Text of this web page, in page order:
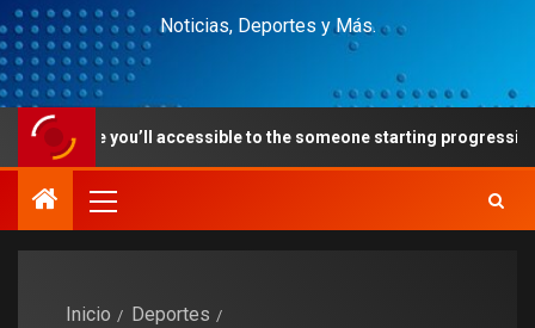
Noticias, Deportes y Más.
accessible to the someone starting progressive gaming
Inicio
Deportes